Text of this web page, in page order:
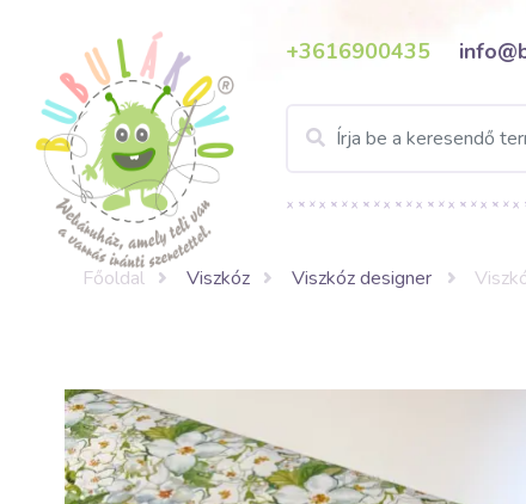
+3616900435
Főoldal Viszkóz Viszkóz designer